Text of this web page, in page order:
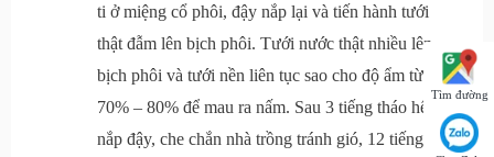
ti ở miệng cổ phôi, đậy nắp lại và tiến hành tưới
thật đẫm lên bịch phôi. Tưới nước thật nhiều lên
bịch phôi và tưới nền liên tục sao cho độ ẩm từ
70% – 80% để mau ra nấm. Sau 3 tiếng tháo hết
nắp đậy, che chắn nhà trồng tránh gió, 12 tiếng
Tìm đường